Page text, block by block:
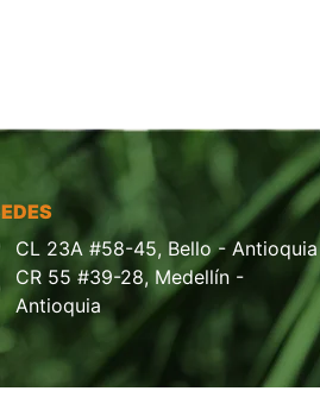
CL 23A #58-45, Bello - Antioquia
CR 55 #39-28, Medellín -
Antioquia